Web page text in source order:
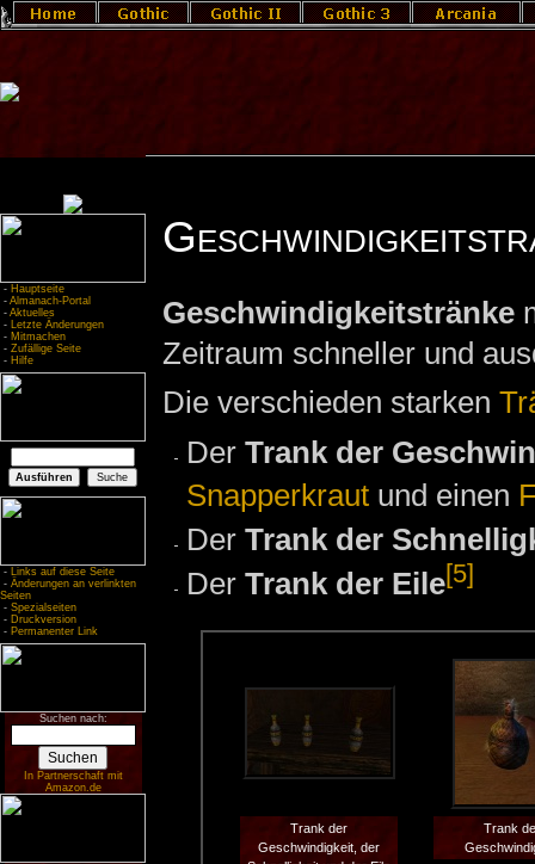
- Hauptseite
- Almanach-Portal
- Aktuelles
- Letzte Änderungen
- Mitmachen
- Zufällige Seite
- Hilfe
- Links auf diese Seite
- Änderungen an verlinkten
Seiten
- Spezialseiten
- Druckversion
- Permanenter Link
Suchen nach:
In Partnerschaft mit
Amazon.de
Geschwindigkeitstränke
Zeitraum schneller und
Die verschieden starken
Der Trank der
Snapperkraut und einen
Der Trank der
Der Trank der Eile[5]
Trank der
Geschwindigkeit, der
Trank